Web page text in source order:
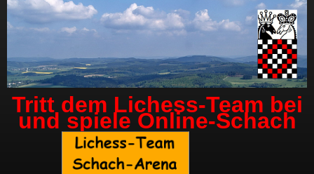
Tritt dem Lichess-Team bei
und spiele Online-Schach